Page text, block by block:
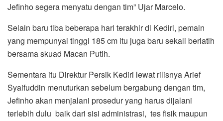
Jefinho segera menyatu dengan tim” Ujar Marcelo.
Selain baru tiba beberapa hari terakhir di Kediri, pemain
yang mempunyai tinggi 185 cm itu juga baru sekali berlatih
bersama skuad Macan Putih.
Sementara itu Direktur Persik Kediri lewat rilisnya Arief
Syaifuddin menuturkan sebelum bergabung dengan tim,
Jefinho akan menjalani prosedur yang harus dijalani
terlebih dulu baik dari sisi administrasi, tes fisik maupun